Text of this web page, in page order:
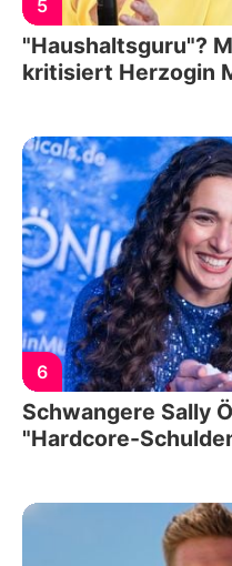
5
"Haushaltsguru"?
kritisiert Herzogin
6
Schwangere Sally
"Hardcore-